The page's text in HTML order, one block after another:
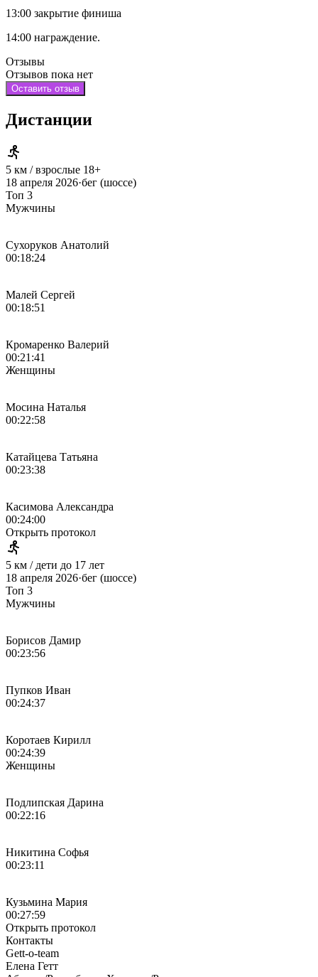
13:00 закрытие финиша
14:00 награждение.
Отзывы
Отзывов пока нет
Оставить отзыв
Дистанции
5 км / взрослые 18+
18 апреля 2026·бег (шоссе)
Топ 3
Мужчины
Сухоруков Анатолий
00:18:24
Малей Сергей
00:18:51
Кромаренко Валерий
00:21:41
Женщины
Мосина Наталья
00:22:58
Катайцева Татьяна
00:23:38
Касимова Александра
00:24:00
Открыть протокол
5 км / дети до 17 лет
18 апреля 2026·бег (шоссе)
Топ 3
Мужчины
Борисов Дамир
00:23:56
Пупков Иван
00:24:37
Коротаев Кирилл
00:24:39
Женщины
Подлипская Дарина
00:22:16
Никитина Софья
00:23:11
Кузьмина Мария
00:27:59
Открыть протокол
Контакты
Gett-o-team
Елена Гетт